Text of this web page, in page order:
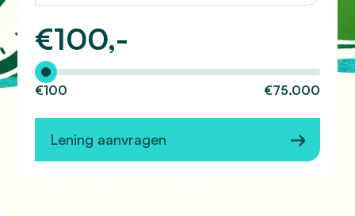
€100,-
Hoeveel wilt u lenen?
€100 €75.000
Lening aanvragen